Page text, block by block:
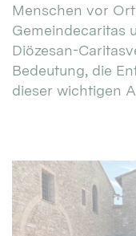
Menschen vor
Gemeindecaritas
Diözesan-
Bedeutung, die
dieser wichtigen